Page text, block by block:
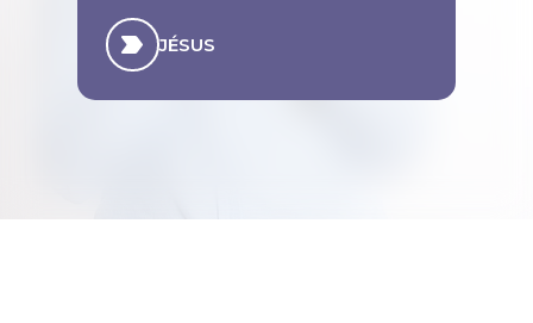
JÉSUS